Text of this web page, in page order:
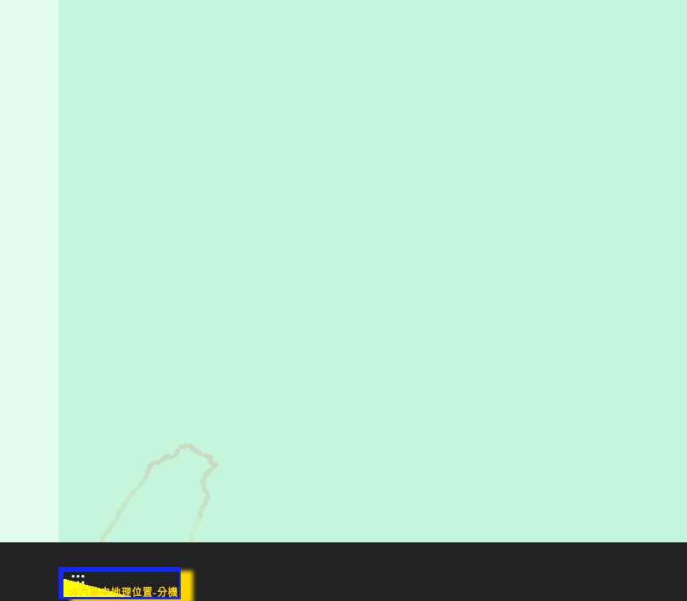
:::
斗六高中地理位置-分機